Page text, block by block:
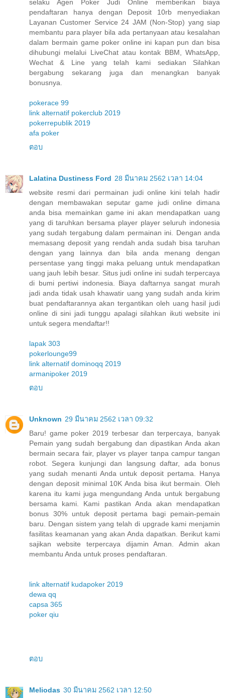
selaku Agen Poker Judi Online memberikan biaya
pendaftaran hanya dengan Deposit 10rb menyediakan
Layanan Customer Service 24 JAM (Non-Stop) yang siap
membantu para player bila ada pertanyaan atau kesalahan
dalam bermain game poker online ini kapan pun dan bisa
dihubungi melalui LiveChat atau kontak BBM, WhatsApp,
Wechat & Line yang telah kami sediakan Silahkan
bergabung sekarang juga dan menangkan banyak
bonusnya.
pokerace 99
link alternatif pokerclub 2019
pokerrepublik 2019
afa poker
ตอบ
Lalatina Dustiness Ford 28 มีนาคม 2562 เวลา 14:04
website resmi dari permainan judi online kini telah hadir
dengan membawakan seputar game judi online dimana
anda bisa memainkan game ini akan mendapatkan uang
yang di taruhkan bersama player player seluruh indonesia
yang sudah tergabung dalam permainan ini. Dengan anda
memasang deposit yang rendah anda sudah bisa taruhan
dengan yang lainnya dan bila anda menang dengan
persentase yang tinggi maka peluang untuk mendapatkan
uang jauh lebih besar. Situs judi online ini sudah terpercaya
di bumi pertiwi indonesia. Biaya daftarnya sangat murah
jadi anda tidak usah khawatir uang yang sudah anda kirim
buat pendaftarannya akan tergantikan oleh uang hasil judi
online di sini jadi tunggu apalagi silahkan ikuti website ini
untuk segera mendaftar!!
lapak 303
pokerlounge99
link alternatif dominoqq 2019
armanipoker 2019
ตอบ
Unknown 29 มีนาคม 2562 เวลา 09:32
Baru! game poker 2019 terbesar dan terpercaya, banyak
Pemain yang sudah bergabung dan dipastikan Anda akan
bermain secara fair, player vs player tanpa campur tangan
robot. Segera kunjungi dan langsung daftar, ada bonus
yang sudah menanti Anda untuk deposit pertama. Hanya
dengan deposit minimal 10K Anda bisa ikut bermain. Oleh
karena itu kami juga mengundang Anda untuk bergabung
bersama kami. Kami pastikan Anda akan mendapatkan
bonus 30% untuk deposit pertama bagi pemain-pemain
baru. Dengan sistem yang telah di upgrade kami menjamin
fasilitas keamanan yang akan Anda dapatkan. Berikut kami
sajikan website terpercaya dijamin Aman. Admin akan
membantu Anda untuk proses pendaftaran.
link alternatif kudapoker 2019
dewa qq
capsa 365
poker qiu
ตอบ
Meliodas 30 มีนาคม 2562 เวลา 12:50